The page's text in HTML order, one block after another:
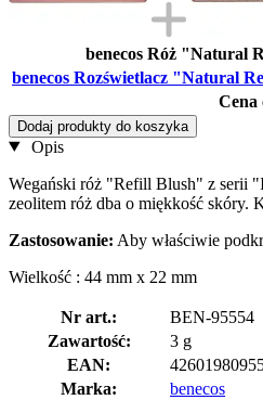
benecos Róż "Natural
benecos Rozświetlacz "Natural
Cena
Dodaj produkty do koszyka
Opis
Wegański róż "Refill Blush" z serii
zeolitem róż dba o miękkość skóry.
Zastosowanie: Aby właściwie
Wielkość : 44 mm x 22 mm
Nr art.:
BEN-95554
Zawartość:
3 g
EAN:
Marka:
benecos